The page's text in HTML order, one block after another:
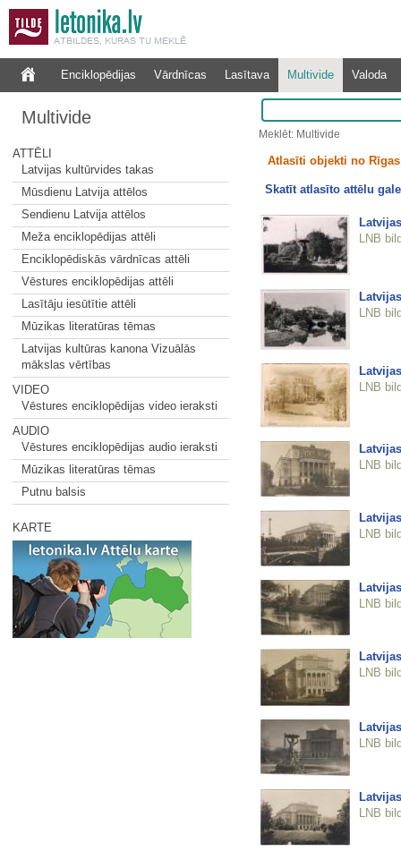
Enciklopēdijas Vārdnīcas Lasītava Multivide Valoda
Multivide
ATTĒLI
Latvijas kultūrvides takas
Mūsdienu Latvija attēlos
Sendienu Latvija attēlos
Meža enciklopēdijas attēli
Enciklopēdiskās vārdnīcas attēli
Vēstures enciklopēdijas attēli
Lasītāju iesūtītie attēli
Mūzikas literatūras tēmas
Latvijas kultūras kanona Vizuālās
mākslas vērtības
VIDEO
Vēstures enciklopēdijas video ieraksti
AUDIO
Vēstures enciklopēdijas audio ieraksti
Mūzikas literatūras tēmas
Putnu balsis
KARTE
Meklēt: Multivide
Atlasīti objekti no
Skatīt atlasīto attēlu
LNB
LNB
LNB
LNB
LNB
LNB
LNB
LNB
LNB